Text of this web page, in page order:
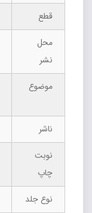
قطع
محل
نشر
موضوع
ناشر
نوبت
چاپ
نوع جلد